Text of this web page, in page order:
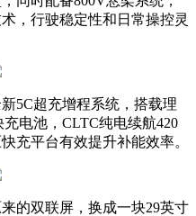
，行驶稳定性和日常操控灵
5C超充增程系统，搭载理
电池，CLTC纯电续航420
充平台有效提升补能效率。
的双联屏，换成一块29英寸